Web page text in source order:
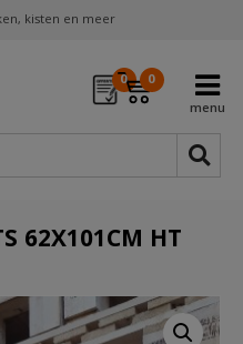
kisten en meer
0 0
62X101CM HT